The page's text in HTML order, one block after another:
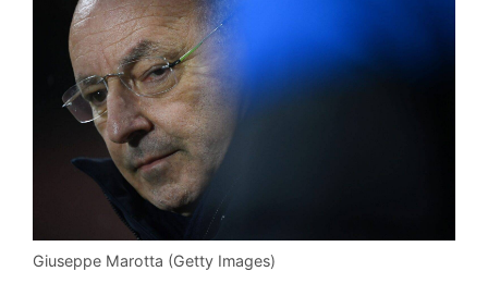
Giuseppe Marotta (Getty Images)